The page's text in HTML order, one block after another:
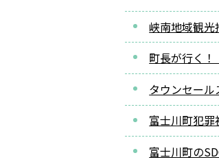
峡南地域観光
町長が行く
タウンセール
富士川町犯
富士川町の